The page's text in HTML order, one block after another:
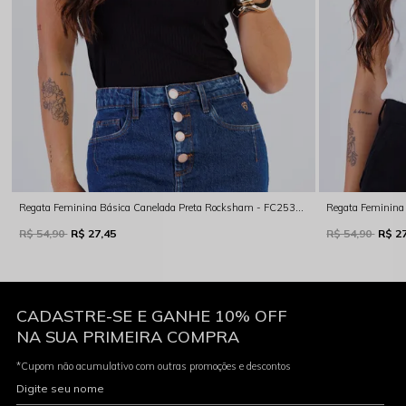
Regata Feminina Básica Canelada Preta Rocksham - FC253072-20003
R$ 54,90 R$ 27,45 R$ 54,90 R$
CADASTRE-SE E GANHE 10% OFF
NA SUA PRIMEIRA COMPRA
*Cupom não acumulativo com outras promoções e descontos
Digite seu nome